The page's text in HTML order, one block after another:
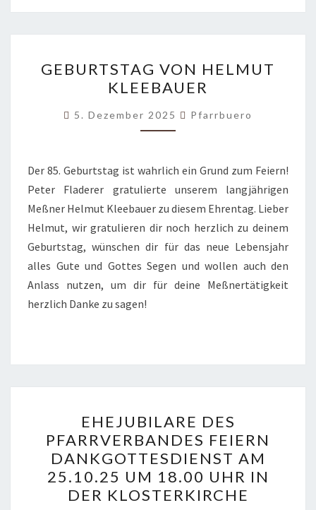
VON
HELMUT
KLEEBAUER
GEBURTSTAG VON HELMUT
KLEEBAUER
5. Dezember 2025 Pfarrbuero
Der 85. Geburtstag ist wahrlich ein Grund zum Feiern!
Peter Fladerer gratulierte unserem langjährigen
Meßner Helmut Kleebauer zu diesem Ehrentag. Lieber
Helmut, wir gratulieren dir noch herzlich zu deinem
Geburtstag, wünschen dir für das neue Lebensjahr
alles Gute und Gottes Segen und wollen auch den
Anlass nutzen, um dir für deine Meßnertätigkeit
herzlich Danke zu sagen!
DES
PFARRVERBANDES
FEIERN
DANKGOTTESDIENST
AM
EHEJUBILARE DES
PFARRVERBANDES FEIERN
DANKGOTTESDIENST AM
25.10.25 UM 18.00 UHR IN
DER KLOSTERKIRCHE